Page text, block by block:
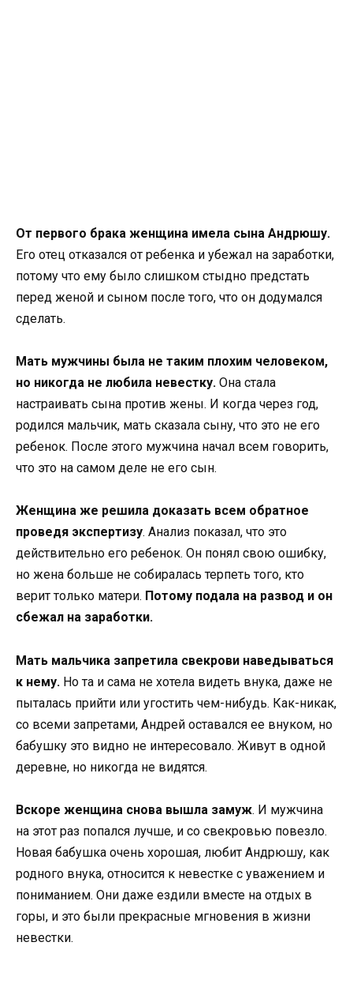
От первого брака женщина имела сына Андрюшу.
Его отец отказался от ребенка и убежал на заработки,
потому что ему было слишком стыдно предстать
перед женой и сыном после того, что он додумался
сделать.
Мать мужчины была не таким плохим человеком,
но никогда не любила невестку. Она стала
настраивать сына против жены. И когда через год,
родился мальчик, мать сказала сыну, что это не его
ребенок. После этого мужчина начал всем говорить,
что это на самом деле не его сын.
Женщина же решила доказать всем обратное
проведя экспертизу. Анализ показал, что это
действительно его ребенок. Он понял свою ошибку,
но жена больше не собиралась терпеть того, кто
верит только матери. Потому подала на развод и он
сбежал на заработки.
Мать мальчика запретила свекрови наведываться
к нему. Но та и сама не хотела видеть внука, даже не
пыталась прийти или угостить чем-нибудь. Как-никак,
со всеми запретами, Андрей оставался ее внуком, но
бабушку это видно не интересовало. Живут в одной
деревне, но никогда не видятся.
Вскоре женщина снова вышла замуж. И мужчина
на этот раз попался лучше, и со свекровью повезло.
Новая бабушка очень хорошая, любит Андрюшу, как
родного внука, относится к невестке с уважением и
пониманием. Они даже ездили вместе на отдых в
горы, и это были прекрасные мгновения в жизни
невестки.